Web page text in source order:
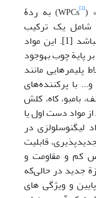
(WPCs
[1]
) به ردۀ
شامل یک ترکیب
[1].
این مواد
پایة چوب به­وجود
پلیمرهایی مانند
و... با پرکننده‌های
بامبو، کاه، کلش
مواد دست اول یا
لیگنوسلولزی در
قابلیت
کم و مقاومت و
[3]. این چندسازة جدید در حالی‌که
و ویژگی های